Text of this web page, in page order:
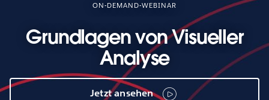
ON-DEMAND-WEBINAR
Grundlagen von Visueller
Analyse
Jetzt ansehen